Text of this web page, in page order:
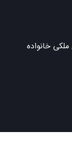
خانواده